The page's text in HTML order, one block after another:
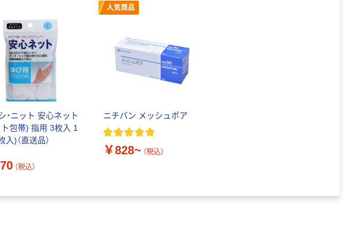
・ニット 安心ネット
包帯) 指用 3枚入 1
入)（直送品）
（税込）
人気商品
ニチバン メッシュポア
￥828~ （税込）
ナル
アスクル プラス
チックグローブ
粉なし（パウダ
ーフリー）
￥398~
富士フイルム
instax mini13
￥12,100~
アスクル セロハ
ンテープ
￥216~ （税込）
本気プライス
アスクル トイ
レのおそうじシ
ート 大王製紙
オリジナル
本気プライス